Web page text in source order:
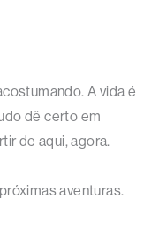
A vida é
dê certo em
de aqui, agora.
aventuras.